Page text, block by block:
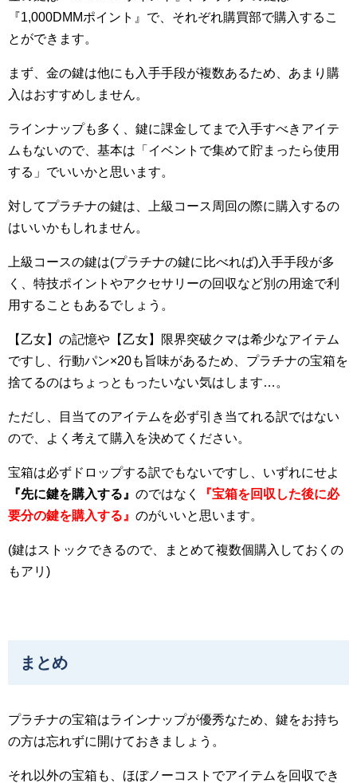
『1,000DMMポイント』で、それぞれ購買部で購入するこ
とができます。
まず、金の鍵は他にも入手手段が複数あるため、あまり購
入はおすすめしません。
ラインナップも多く、鍵に課金してまで入手すべきアイテ
ムもないので、基本は「イベントで集めて貯まったら使用
する」でいいかと思います。
対してプラチナの鍵は、上級コース周回の際に購入するの
はいいかもしれません。
上級コースの鍵は(プラチナの鍵に比べれば)入手手段が多
く、特技ポイントやアクセサリーの回収など別の用途で利
用することもあるでしょう。
【乙女】の記憶や【乙女】限界突破クマは希少なアイテム
ですし、行動パン×20も旨味があるため、プラチナの宝箱を
捨てるのはちょっともったいない気はします…。
ただし、目当てのアイテムを必ず引き当てれる訳ではない
ので、よく考えて購入を決めてください。
宝箱は必ずドロップする訳でもないですし、いずれにせよ
『先に鍵を購入する』 のではなく
『宝箱を回収した後に必
要分の鍵を購入する』 のがいいと思います。
(鍵はストックできるので、まとめて複数個購入しておくの
もアリ)
まとめ
プラチナの宝箱はラインナップが優秀なため、鍵をお持ち
の方は忘れずに開けておきましょう。
それ以外の宝箱も、ほぼノーコストでアイテムを回収でき